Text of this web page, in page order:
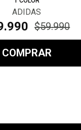
ADIDAS
.990 $59.990
COMPRAR